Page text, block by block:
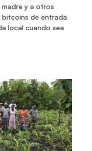
y a otros
bitcoins de entrada
local cuando sea